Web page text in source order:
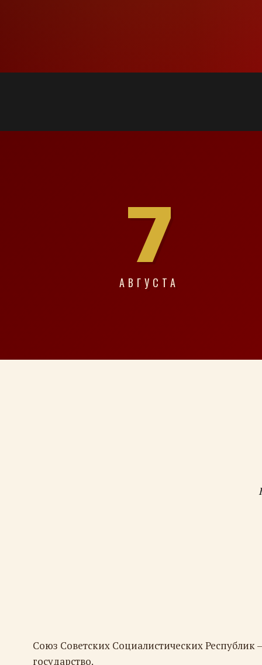
7
АВГУСТА
Союз Советских Социалистических Республик
государство.